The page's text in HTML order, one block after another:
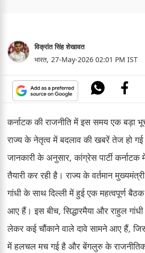
विक्रांत सिंह शेखावत
भारत, 27-May-2026 02:01 PM IST
कर्नाटक की राजनीति में इस समय एक
राज्य के नेतृत्व में बदलाव की खबरें तेज हो
जानकारी के अनुसार, कांग्रेस पार्टी
तैयारी कर रही है। राज्य के वर्तमान मुख्यमंत्री
गांधी के साथ दिल्ली में हुई एक महत्वपूर्ण
आए हैं। इस बीच, सिद्धारमैया और राहुल
लेकर कई चौंकाने वाले दावे सामने आए हैं,
में हलचल मच गई है और बेंगलुरु के राजनीतिक